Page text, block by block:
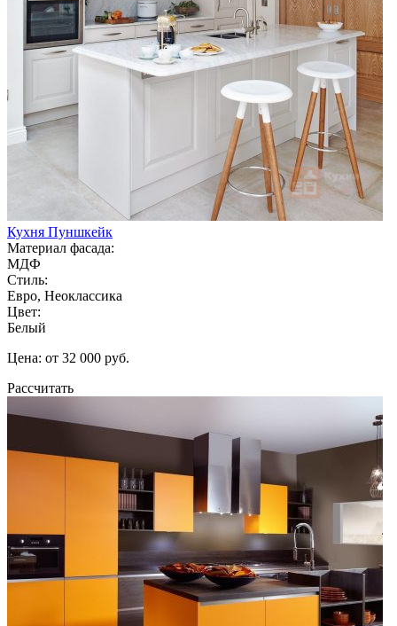
Кухня Пуншкейк
Материал фасада:
МДФ
Стиль:
Евро, Неоклассика
Цвет:
Белый
Цена: от 32 000 руб.
Рассчитать